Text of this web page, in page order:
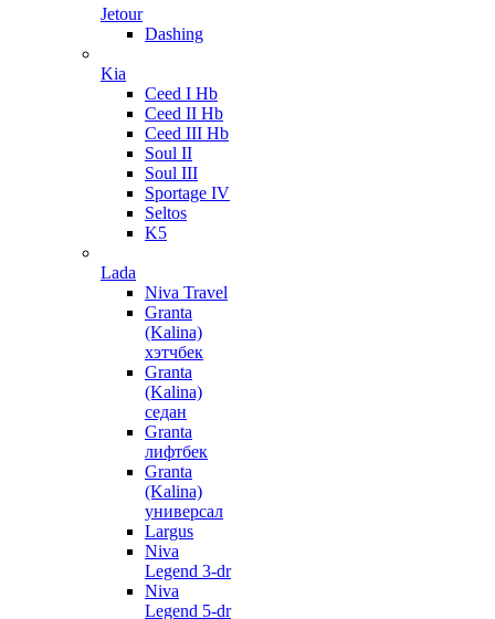
Jetour
Dashing
Kia
Ceed I Hb
Ceed II Hb
Ceed III Hb
Soul II
Soul III
Sportage IV
Seltos
K5
Lada
Niva Travel
Granta
(Kalina)
хэтчбек
Granta
(Kalina)
седан
Granta
лифтбек
Granta
(Kalina)
универсал
Largus
Niva
Legend 3-dr
Niva
Legend 5-dr